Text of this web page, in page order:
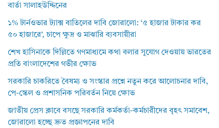
বার্তা সালাহউদ্দিনের
১% টার্নওভার ট্যাক্স বাতিলের দাবি জোরালো: ‘৫ হাজার টাকার কর
৫০ হাজারে’, চাপে ক্ষুদ্র ও মাঝারি ব্যবসায়ীরা
শেখ হাসিনাকে দিল্লিতে গণমাধ্যমে কথা বলার সুযোগ দেওয়ায় ভারতের
প্রতি বাংলাদেশের গভীর ক্ষোভ
সরকারি চাকরিতে বৈষম্য ও সংস্কার প্রশ্নে নতুন করে আলোচনার দাবি,
পে-স্কেল ও প্রশাসনিক পরিবর্তন নিয়ে ক্ষোভ
জাতীয় প্রেস ক্লাবে বসছে সরকারি কর্মকর্তা-কর্মচারীদের বৃহৎ সমাবেশ,
জোরালো হচ্ছে দ্রুত প্রজ্ঞাপনের দাবি